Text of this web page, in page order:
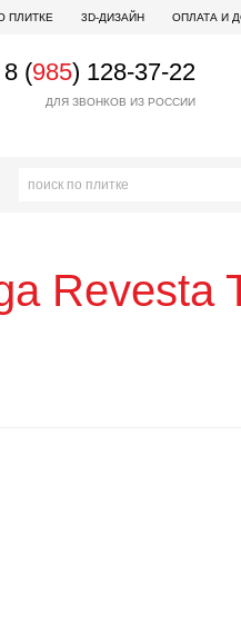
ПЛИТКЕ 3D-ДИЗАЙН ОПЛАТА И
8 (985) 128-37-22
ДЛЯ ЗВОНКОВ ИЗ РОССИИ
Revesta